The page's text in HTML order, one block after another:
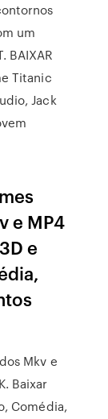
um
BAIXAR
Titanic
Jack
e MP4
e
Mkv e
Baixar
Comédia,